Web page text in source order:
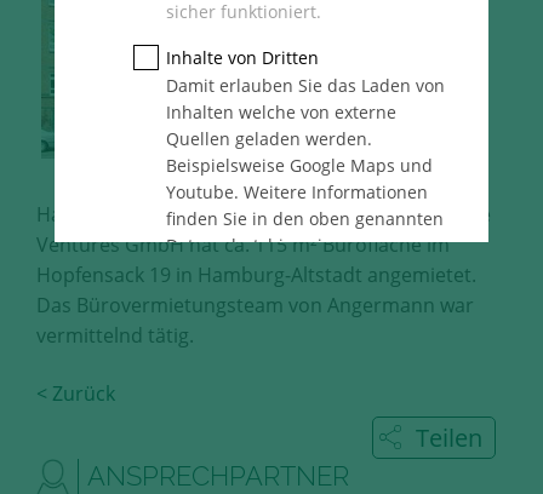
Hamburg, 06.12.2022 – Die EARLYREAL Real Estate
Ventures GmbH hat ca. 115 m² Bürofläche im
Hopfensack 19 in Hamburg-Altstadt angemietet.
Das Bürovermietungsteam von Angermann war
vermittelnd tätig.
< Zurück
Teilen
ANSPRECHPARTNER
sicher funktioniert.
Inhalte von Dritten
Damit erlauben Sie das Laden von
Inhalten welche von externe
Quellen geladen werden.
Beispielsweise Google Maps und
Youtube. Weitere Informationen
finden Sie in den oben genannten
Datenschutzhinweise.
Diese Cookies erfassen anonyme
Statistik-Daten, wie zum Beispiel
Internetauftritt oder das Gerät, mit
dem die Seiten angesehen werden.
Aufgrund dieser Statistiken können